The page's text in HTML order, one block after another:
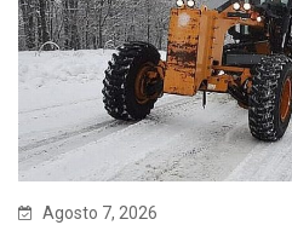
Agosto 7, 2026